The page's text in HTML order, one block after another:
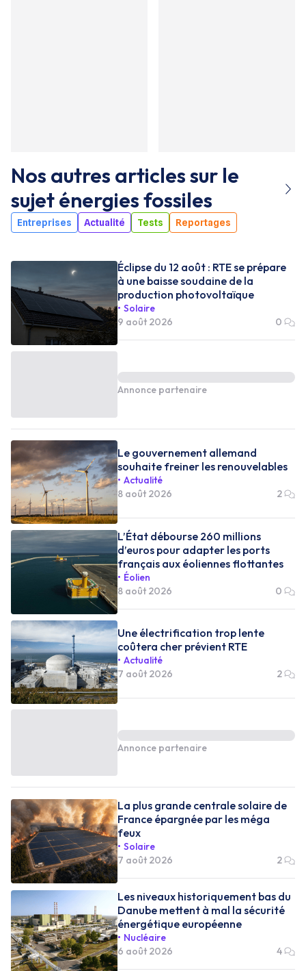
Nos autres articles sur le
sujeténergies fossiles
Entreprises Actualité Tests Reportages
Éclipse du 12 août : RTE se prépare
à une baisse soudaine de la
production photovoltaïque
Solaire
9 août 2026
0
Annonce partenaire
Le gouvernement allemand
souhaite freiner les renouvelables
Actualité
8 août 2026
2
L’État débourse 260 millions
d’euros pour adapter les ports
français aux éoliennes flottantes
Éolien
8 août 2026
0
Une électrification trop lente
coûtera cher prévient RTE
Actualité
7 août 2026
2
Annonce partenaire
La plus grande centrale solaire de
France épargnée par les méga
feux
Solaire
7 août 2026
2
Les niveaux historiquement bas du
Danube mettent à mal la sécurité
énergétique européenne
Nucléaire
6 août 2026
4